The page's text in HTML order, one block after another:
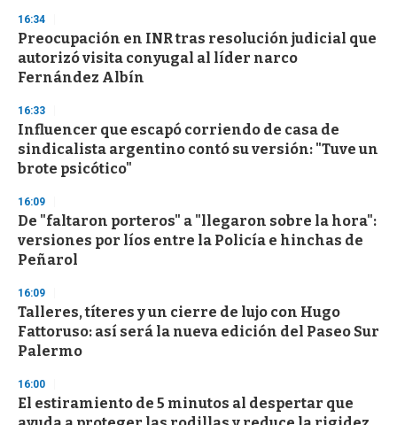
d
s
o
f
3
s
e
c
o
n
16:34
Preocupación en INR tras resolución judicial que
autorizó visita conyugal al líder narco
Fernández Albín
16:33
Influencer que escapó corriendo de casa de
sindicalista argentino contó su versión: "Tuve un
brote psicótico"
16:09
De "faltaron porteros" a "llegaron sobre la hora":
versiones por líos entre la Policía e hinchas de
Peñarol
16:09
Talleres, títeres y un cierre de lujo con Hugo
Fattoruso: así será la nueva edición del Paseo Sur
Palermo
16:00
El estiramiento de 5 minutos al despertar que